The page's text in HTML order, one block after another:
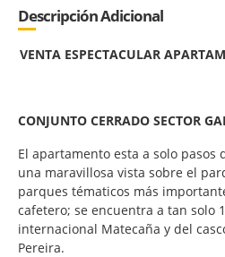
Descripción Adicional
VENTA ESPECTACULAR
CONJUNTO CERRADO SECTOR
El apartamento esta a solo pasos
una maravillosa vista sobre el
parques tématicos más
cafetero; se encuentra a tan solo
internacional Matecaña y del
Pereira.